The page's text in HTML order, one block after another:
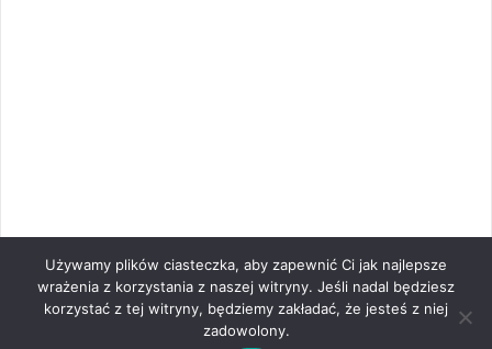
Używamy plików ciasteczka, aby zapewnić Ci jak najlepsze
wrażenia z korzystania z naszej witryny. Jeśli nadal będziesz
korzystać z tej witryny, będziemy zakładać, że jesteś z niej
zadowolony.